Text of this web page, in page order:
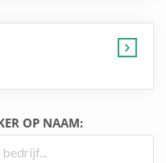
OP NAAM: